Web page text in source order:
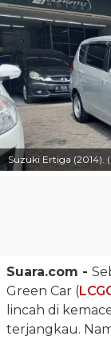
Suzuki Ertiga (2014).
Suara.com -
Green Car (
lincah di
terjangkau.